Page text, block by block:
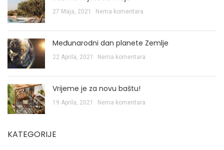
27 Maja, 2021 Nema komentara
Međunarodni dan planete Zemlje
22 Aprila, 2021 Nema komentara
Vrijeme je za novu baštu!
19 Aprila, 2021 Nema komentara
KATEGORIJE